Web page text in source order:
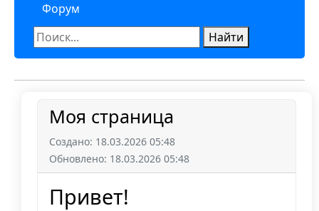
Форум
Найти
Моя страница
Создано: 18.03.2026 05:48
Обновлено: 18.03.2026 05:48
Привет!